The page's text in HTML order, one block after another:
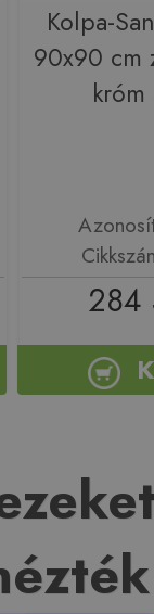
Kolpa-
90x90 cm
284